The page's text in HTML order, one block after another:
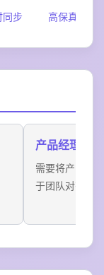
同步 高保真原型
产品经理
需要将产品需
于团队对齐与